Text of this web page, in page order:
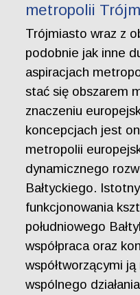
metropolii
Trójmiasto wraz z
podobnie jak inne
aspiracjach
stać się obszarem
znaczeniu
koncepcjach jest
metropolii
dynamicznego
Bałtyckiego.
funkcjonowania
południowego
współpraca oraz
współtworzącymi
wspólnego